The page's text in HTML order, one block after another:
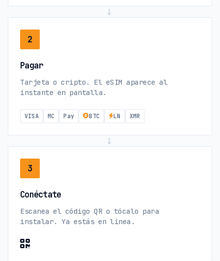
→
2
Pagar
Tarjeta o cripto. El eSIM aparece al
instante en pantalla.
VISA MC Pay BTC LN XMR
→
3
Conéctate
Escanea el código QR o tócalo para
instalar. Ya estás en línea.